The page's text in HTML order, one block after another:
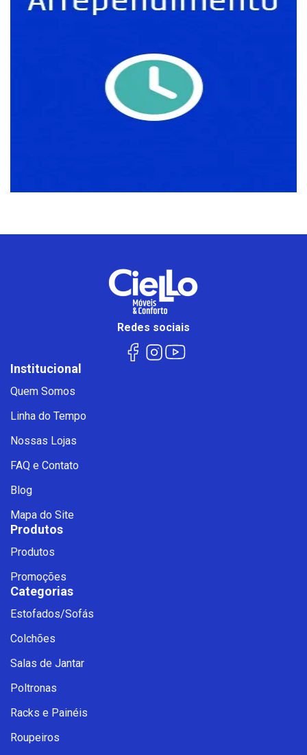
Redes sociais
Institucional
Quem Somos
Linha do Tempo
Nossas Lojas
FAQ e Contato
Blog
Mapa do Site
Produtos
Produtos
Promoções
Categorias
Estofados/Sofás
Colchões
Salas de Jantar
Poltronas
Racks e Painéis
Roupeiros